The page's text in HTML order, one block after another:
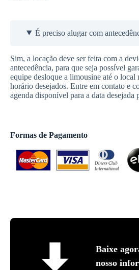
É preciso alugar com
Sim, a locação deve ser feita com a
antecedência, para que seja possível
equipe desloque a limousine até o local
horário desejados. Entre em contato e
agenda disponível para a data desejada
Formas de Pagamento
Baixe
nosso